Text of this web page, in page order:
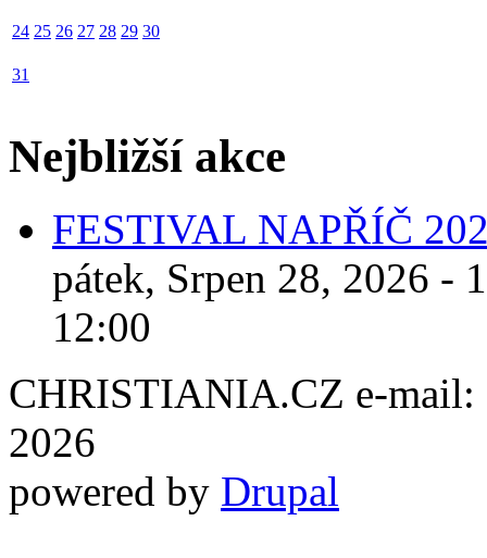
24 25 26 27 28 29 30
31
Nejbližší akce
FESTIVAL NAPŘÍČ
pátek, Srpen 28, 2026 -
12:00
CHRISTIANIA.CZ e-mail:
2026
powered by Drupal